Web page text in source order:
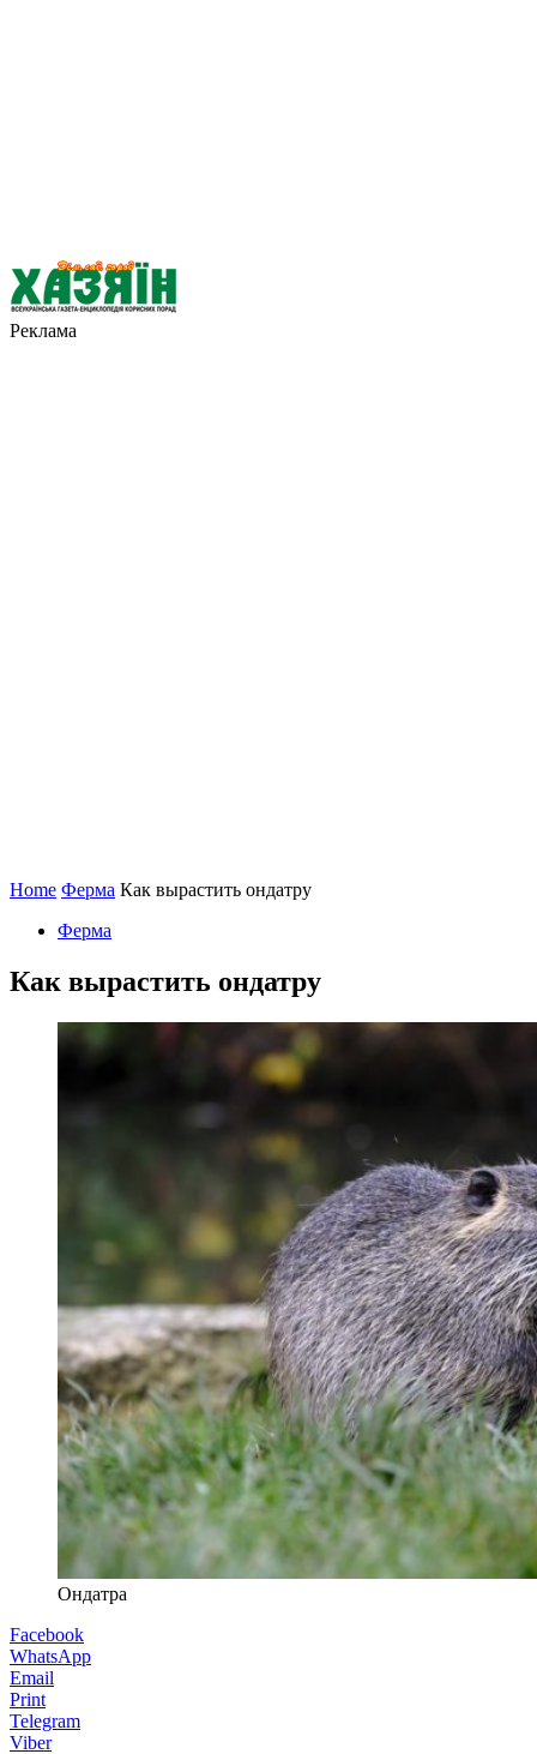
Реклама
Home Ферма Как вырастить ондатру
Ферма
Как вырастить ондатру
Ондатра
Facebook
WhatsApp
Email
Print
Telegram
Viber